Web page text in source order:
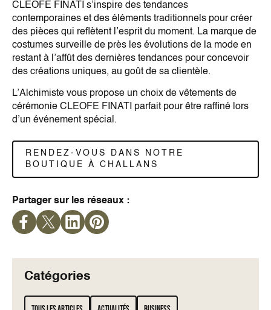
CLEOFE FINATI s’inspire des tendances
contemporaines et des éléments traditionnels pour créer
des pièces qui reflètent l’esprit du moment. La marque de
costumes surveille de près les évolutions de la mode en
restant à l’affût des dernières tendances pour concevoir
des créations uniques, au goût de sa clientèle.
L’Alchimiste vous propose un choix de vêtements de
cérémonie CLEOFE FINATI parfait pour être raffiné lors
d’un événement spécial.
RENDEZ-VOUS DANS NOTRE
BOUTIQUE À CHALLANS
Partager sur les réseaux :
Catégories